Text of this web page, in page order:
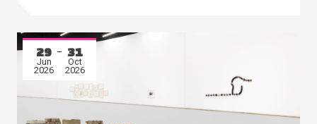
29
Jun
2026
31
Oct
2026